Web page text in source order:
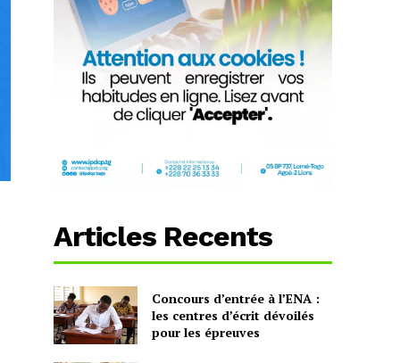
Articles Recents
Concours d’entrée à l’ENA :
les centres d’écrit dévoilés
pour les épreuves